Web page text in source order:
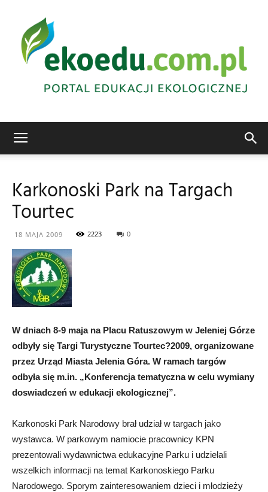
Karkonoski Park na Targach
Tourtec
18 MAJA 2009 2223 0
W dniach 8-9 maja na Placu Ratuszowym w Jeleniej Górze
odbyły się Targi Turystyczne Tourtec?2009, organizowane
przez Urząd Miasta Jelenia Góra. W ramach targów
odbyła się m.in. „Konferencja tematyczna w celu wymiany
doswiadczeń w edukacji ekologicznej”.
Karkonoski Park Narodowy brał udział w targach jako
wystawca. W parkowym namiocie pracownicy KPN
prezentowali wydawnictwa edukacyjne Parku i udzielali
wszelkich informacji na temat Karkonoskiego Parku
Narodowego. Sporym zainteresowaniem dzieci i młodzieży